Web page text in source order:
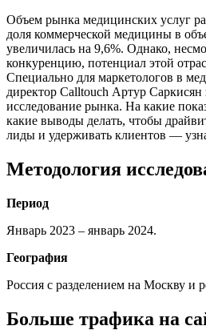
Объем рынка медицинских услуг
доля коммерческой медицины в
увеличилась на 9,6%. Однако,
конкуренцию, потенциал этой
Специально для маркетологов в
директор Calltouch Артур Саркисян
исследование рынка. На какие
какие выводы делать, чтобы
лиды и удерживать клиентов —
Методология
Период
Январь 2023 – январь 2024.
География
Россия с разделением на Москву и
Больше трафика на